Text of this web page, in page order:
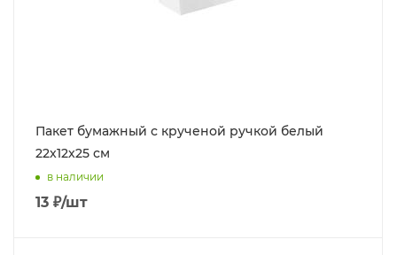
Пакет бумажный с крученой ручкой белый
22x12х25 см
в наличии
13 ₽/шт